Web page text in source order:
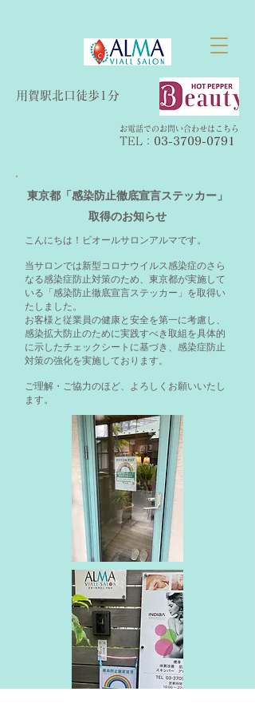
​用賀駅北口徒歩1分
お電話でのお問い合わせはこちら
TEL：​ 03-3709-0791
東京都「感染防止徹底宣言ステッカー」
取得のお知らせ
こんにちは！ビオールサロンアルマです。
当サロンでは新型コロナウイルス感染症のさら
なる感染症防止対策のため、東京都が実施して
いる「感染防止徹底宣言ステッカー」を取得い
たしました。
お客様と従業員の健康と安全を第一に考慮し、
感染拡大防止のために実践すべき取組を具体的
に示したチェックシートに基づき、感染症防止
対策の強化を実施しております。
ご理解・ご協力のほど、よろしくお願いいたし
ます。